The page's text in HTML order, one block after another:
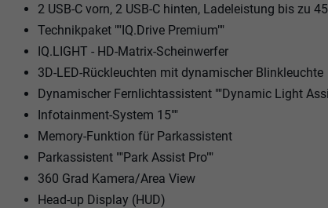
2 USB-C vorn, 2 USB-C hinten, Ladeleistung bis zu
Technikpaket ""IQ.Drive Premium""
IQ.LIGHT - HD-Matrix-Scheinwerfer
3D-LED-Rückleuchten mit dynamischer Blinkleuchte
Dynamischer Fernlichtassistent ""Dynamic Light
Infotainment-System 15""
Memory-Funktion für Parkassistent
Parkassistent ""Park Assist Pro""
360 Grad Kamera/Area View
Head-up Display (HUD)